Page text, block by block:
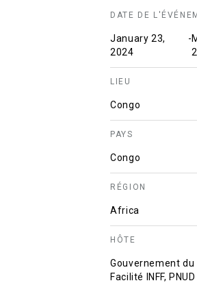
DATE DE
January 23,
2024
-
LIEU
Congo
PAYS
Congo
RÉGION
Africa
HÔTE
Gouvernement du
Facilité INFF, PNUD